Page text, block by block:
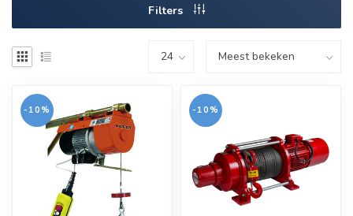
Filters
-10% -10%